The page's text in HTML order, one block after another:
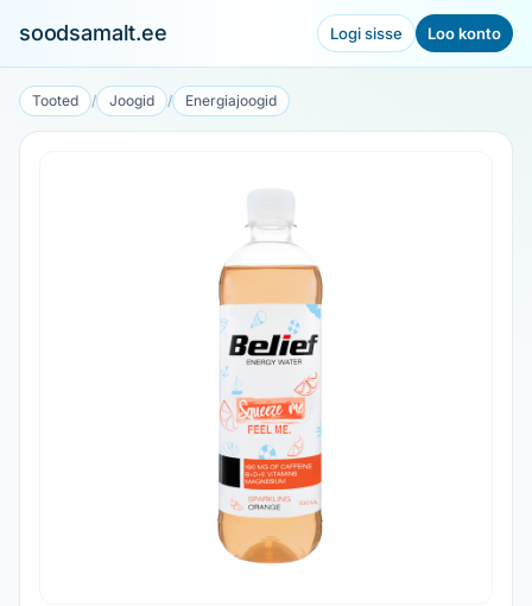
soodsamalt.ee Logi sisse Loo konto
Tooted / Joogid / Energiajoogid